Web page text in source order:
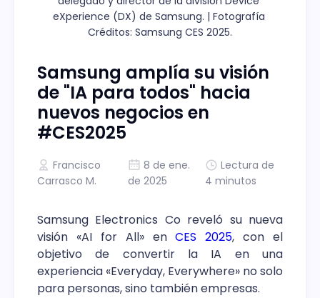
eXperience (DX) de Samsung. | Fotografía
Créditos: Samsung CES 2025.
Samsung amplía su visión
de "IA para todos" hacia
nuevos negocios en
#CES2025
Francisco
Carrasco M.
8 de ene.
de 2025
Lectura de
4 minutos
Samsung Electronics Co reveló su nueva
visión «AI for All» enCES 2025, con el
objetivo de convertir la IA en una
experiencia «Everyday, Everywhere» no solo
para personas, sino también empresas.